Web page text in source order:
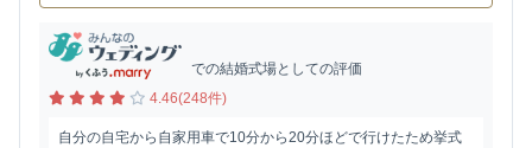
での結婚式場としての評価
4.46(248件)
自分の自宅から自家用車で10分から20分ほどで行けたため挙式